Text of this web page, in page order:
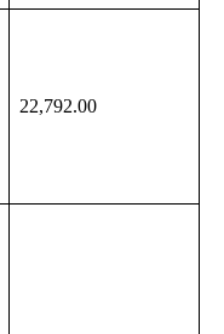
22,792.00